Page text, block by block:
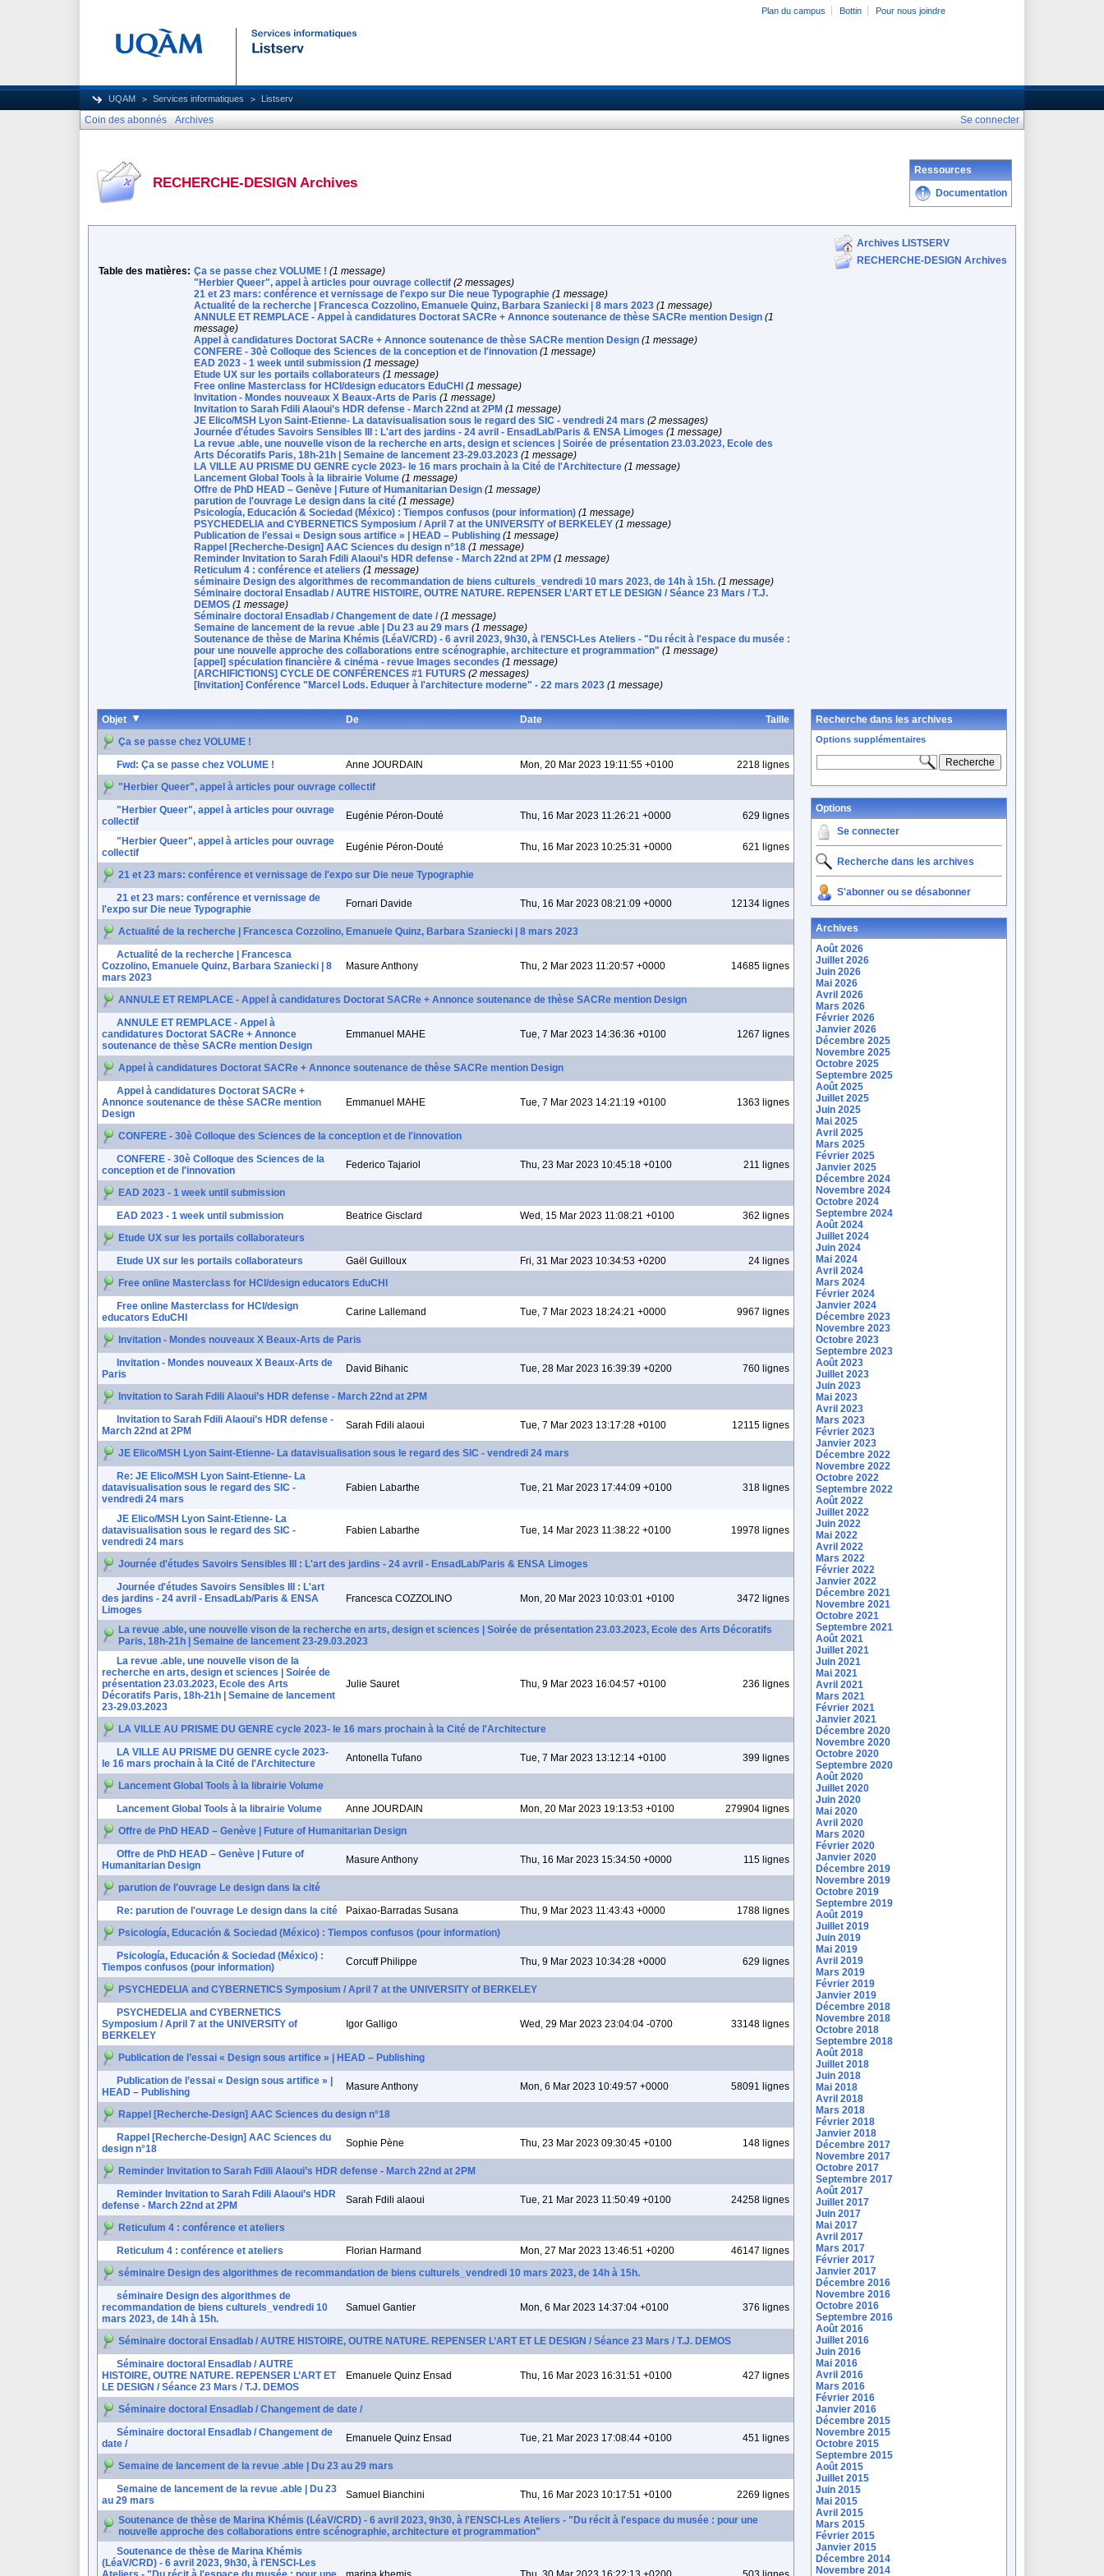
Plan du campus Bottin Pour nous joindre
UQAM Services informatiques Listserv
Coin des abonnés Archives Se connecter
RECHERCHE-DESIGN Archives
Ressources
Documentation
Table des matières: Ça se passe chez VOLUME ! (1 message)
"Herbier Queer", appel à articles pour ouvrage collectif (2 messages)
21 et 23 mars: conférence et vernissage de l'expo sur Die neue Typographie (1 message)
Actualité de la recherche | Francesca Cozzolino, Emanuele Quinz, Barbara Szaniecki | 8 mars 2023 (1 message)
ANNULE ET REMPLACE - Appel à candidatures Doctorat SACRe + Annonce soutenance de thèse SACRe mention Design (1
message)
Appel à candidatures Doctorat SACRe + Annonce soutenance de thèse SACRe mention Design (1 message)
CONFERE - 30è Colloque des Sciences de la conception et de l'innovation (1 message)
EAD 2023 - 1 week until submission (1 message)
Etude UX sur les portails collaborateurs (1 message)
Free online Masterclass for HCI/design educators EduCHI
(1 message)
Invitation - Mondes nouveaux X Beaux-Arts de Paris (1 message)
Invitation to Sarah Fdili Alaoui’s HDR defense - March 22nd at 2PM (1 message)
JE Elico/MSH Lyon Saint-Etienne- La datavisualisation sous le regard des SIC - vendredi 24 mars (2 messages)
Journée d'études Savoirs Sensibles III : L'art des jardins - 24 avril - EnsadLab/Paris & ENSA Limoges (1 message)
La revue .able, une nouvelle vison de la recherche en arts, design et sciences | Soirée de présentation 23.03.2023, Ecole des
Arts Décoratifs Paris, 18h-21h | Semaine de lancement 23-29.03.2023 (1 message)
LA VILLE AU PRISME DU GENRE cycle 2023- le 16 mars prochain à la Cité de l'Architecture (1 message)
Lancement Global Tools à la librairie Volume (1 message)
Offre de PhD HEAD – Genève | Future of Humanitarian Design (1 message)
parution de l'ouvrage Le design dans la cité (1 message)
Psicología, Educación & Sociedad (México) : Tiempos confusos (pour information) (1 message)
PSYCHEDELIA and CYBERNETICS Symposium / April 7 at the UNIVERSITY of BERKELEY (1 message)
Publication de l’essai « Design sous artifice » | HEAD – Publishing (1 message)
Rappel [Recherche-Design] AAC Sciences du design n°18 (1 message)
Reminder Invitation to Sarah Fdili Alaoui’s HDR defense - March 22nd at 2PM (1 message)
Reticulum 4 : conférence et ateliers (1 message)
séminaire Design des algorithmes de recommandation de biens culturels_vendredi 10 mars 2023, de 14h à 15h. (1 message)
Séminaire doctoral Ensadlab / AUTRE HISTOIRE, OUTRE NATURE. REPENSER L’ART ET LE DESIGN / Séance 23 Mars / T.J.
DEMOS (1 message)
Séminaire doctoral Ensadlab / Changement de date / (1 message)
Semaine de lancement de la revue .able | Du 23 au 29 mars (1 message)
Soutenance de thèse de Marina Khémis (LéaV/CRD) - 6 avril 2023, 9h30, à l'ENSCI-Les Ateliers - "Du récit à l'espace du musée :
pour une nouvelle approche des collaborations entre scénographie, architecture et programmation" (1 message)
[appel] spéculation financière & cinéma - revue Images secondes (1 message)
[ARCHIFICTIONS] CYCLE DE CONFÉRENCES #1 FUTURS (2 messages)
[Invitation] Conférence "Marcel Lods. Eduquer à l'architecture moderne" - 22 mars 2023 (1 message)
Archives LISTSERV
RECHERCHE-DESIGN Archives
Objet De Date
Taille
Ça se passe chez VOLUME !
Fwd: Ça se passe chez VOLUME !
Anne JOURDAIN Mon, 20 Mar 2023 19:11:55 +0100
2218 lignes
"Herbier Queer", appel à articles pour ouvrage collectif
"Herbier Queer", appel à articles pour ouvrage
collectif
Eugénie Péron-Douté Thu, 16 Mar 2023 11:26:21 +0000 629 lignes
"Herbier Queer", appel à articles pour ouvrage
collectif
Eugénie Péron-Douté Thu, 16 Mar 2023 10:25:31 +0000 621 lignes
21 et 23 mars: conférence et vernissage de l'expo sur Die neue Typographie
21 et 23 mars: conférence et vernissage de
l'expo sur Die neue Typographie
Fornari Davide Thu, 16 Mar 2023 08:21:09 +0000 12134 lignes
Actualité de la recherche | Francesca Cozzolino, Emanuele Quinz, Barbara Szaniecki | 8 mars 2023
Actualité de la recherche | Francesca
Cozzolino, Emanuele Quinz, Barbara Szaniecki | 8
mars 2023
Masure Anthony Thu, 2 Mar 2023 11:20:57 +0000 14685 lignes
ANNULE ET REMPLACE - Appel à candidatures Doctorat SACRe + Annonce soutenance de thèse SACRe mention Design
ANNULE ET REMPLACE - Appel à
candidatures Doctorat SACRe + Annonce
soutenance de thèse SACRe mention Design
Emmanuel MAHE Tue, 7 Mar 2023 14:36:36 +0100 1267 lignes
Appel à candidatures Doctorat SACRe + Annonce soutenance de thèse SACRe mention Design
Appel à candidatures Doctorat SACRe +
Annonce soutenance de thèse SACRe mention
Design
Emmanuel MAHE Tue, 7 Mar 2023 14:21:19 +0100 1363 lignes
CONFERE - 30è Colloque des Sciences de la conception et de l'innovation
CONFERE - 30è Colloque des Sciences de la
conception et de l'innovation
Federico Tajariol Thu, 23 Mar 2023 10:45:18 +0100 211 lignes
EAD 2023 - 1 week until submission
EAD 2023 - 1 week until submission
Beatrice Gisclard Wed, 15 Mar 2023 11:08:21 +0100
362 lignes
Etude UX sur les portails collaborateurs
Etude UX sur les portails collaborateurs
Gaël Guilloux Fri, 31 Mar 2023 10:34:53 +0200
24 lignes
Free online Masterclass for HCI/design educators EduCHI
Free online Masterclass for HCI/design
educators EduCHI
Carine Lallemand Tue, 7 Mar 2023 18:24:21 +0000 9967 lignes
Invitation - Mondes nouveaux X Beaux-Arts de Paris
Invitation - Mondes nouveaux X Beaux-Arts de
Paris
David Bihanic Tue, 28 Mar 2023 16:39:39 +0200 760 lignes
Invitation to Sarah Fdili Alaoui’s HDR defense - March 22nd at 2PM
Invitation to Sarah Fdili Alaoui’s HDR defense -
March 22nd at 2PM
Sarah Fdili alaoui Tue, 7 Mar 2023 13:17:28 +0100 12115 lignes
JE Elico/MSH Lyon Saint-Etienne- La datavisualisation sous le regard des SIC - vendredi 24 mars
Re: JE Elico/MSH Lyon Saint-Etienne- La
datavisualisation sous le regard des SIC -
vendredi 24 mars
Fabien Labarthe Tue, 21 Mar 2023 17:44:09 +0100 318 lignes
JE Elico/MSH Lyon Saint-Etienne- La
datavisualisation sous le regard des SIC -
vendredi 24 mars
Fabien Labarthe Tue, 14 Mar 2023 11:38:22 +0100 19978 lignes
Journée d'études Savoirs Sensibles III : L'art des jardins - 24 avril - EnsadLab/Paris & ENSA Limoges
Journée d'études Savoirs Sensibles III : L'art
des jardins - 24 avril - EnsadLab/Paris & ENSA
Limoges
Francesca COZZOLINO Mon, 20 Mar 2023 10:03:01 +0100 3472 lignes
La revue .able, une nouvelle vison de la recherche en arts, design et sciences | Soirée de présentation 23.03.2023, Ecole des Arts Décoratifs
Paris, 18h-21h | Semaine de lancement 23-29.03.2023
La revue .able, une nouvelle vison de la
recherche en arts, design et sciences | Soirée de
présentation 23.03.2023, Ecole des Arts
Décoratifs Paris, 18h-21h | Semaine de lancement
23-29.03.2023
Julie Sauret Thu, 9 Mar 2023 16:04:57 +0100 236 lignes
LA VILLE AU PRISME DU GENRE cycle 2023- le 16 mars prochain à la Cité de l'Architecture
LA VILLE AU PRISME DU GENRE cycle 2023-
le 16 mars prochain à la Cité de l'Architecture
Antonella Tufano Tue, 7 Mar 2023 13:12:14 +0100 399 lignes
Lancement Global Tools à la librairie Volume
Lancement Global Tools à la librairie Volume
Anne JOURDAIN Mon, 20 Mar 2023 19:13:53 +0100
279904 lignes
Offre de PhD HEAD – Genève | Future of Humanitarian Design
Offre de PhD HEAD – Genève | Future of
Humanitarian Design
Masure Anthony Thu, 16 Mar 2023 15:34:50 +0000 115 lignes
parution de l'ouvrage Le design dans la cité
Re: parution de l'ouvrage Le design dans la cité
Paixao-Barradas Susana Thu, 9 Mar 2023 11:43:43 +0000
1788 lignes
Psicología, Educación & Sociedad (México) : Tiempos confusos (pour information)
Psicología, Educación & Sociedad (México) :
Tiempos confusos (pour information)
Corcuff Philippe Thu, 9 Mar 2023 10:34:28 +0000 629 lignes
PSYCHEDELIA and CYBERNETICS Symposium / April 7 at the UNIVERSITY of BERKELEY
PSYCHEDELIA and CYBERNETICS
Symposium / April 7 at the UNIVERSITY of
BERKELEY
Igor Galligo Wed, 29 Mar 2023 23:04:04 -0700 33148 lignes
Publication de l’essai « Design sous artifice » | HEAD – Publishing
Publication de l’essai « Design sous artifice » |
HEAD – Publishing
Masure Anthony Mon, 6 Mar 2023 10:49:57 +0000 58091 lignes
Rappel [Recherche-Design] AAC Sciences du design n°18
Rappel [Recherche-Design] AAC Sciences du
design n°18
Sophie Pène Thu, 23 Mar 2023 09:30:45 +0100 148 lignes
Reminder Invitation to Sarah Fdili Alaoui’s HDR defense - March 22nd at 2PM
Reminder Invitation to Sarah Fdili Alaoui’s HDR
defense - March 22nd at 2PM
Sarah Fdili alaoui Tue, 21 Mar 2023 11:50:49 +0100 24258 lignes
Reticulum 4 : conférence et ateliers
Reticulum 4 : conférence et ateliers
Florian Harmand Mon, 27 Mar 2023 13:46:51 +0200
46147 lignes
séminaire Design des algorithmes de recommandation de biens culturels_vendredi 10 mars 2023, de 14h à 15h.
séminaire Design des algorithmes de
recommandation de biens culturels_vendredi 10
mars 2023, de 14h à 15h.
Samuel Gantier Mon, 6 Mar 2023 14:37:04 +0100 376 lignes
Séminaire doctoral Ensadlab / AUTRE HISTOIRE, OUTRE NATURE. REPENSER L’ART ET LE DESIGN / Séance 23 Mars / T.J. DEMOS
Séminaire doctoral Ensadlab / AUTRE
HISTOIRE, OUTRE NATURE. REPENSER L’ART ET
LE DESIGN / Séance 23 Mars / T.J. DEMOS
Emanuele Quinz Ensad Thu, 16 Mar 2023 16:31:51 +0100 427 lignes
Séminaire doctoral Ensadlab / Changement de date /
Séminaire doctoral Ensadlab / Changement de
date /
Emanuele Quinz Ensad Tue, 21 Mar 2023 17:08:44 +0100 451 lignes
Semaine de lancement de la revue .able | Du 23 au 29 mars
Semaine de lancement de la revue .able | Du 23
au 29 mars
Samuel Bianchini Thu, 16 Mar 2023 10:17:51 +0100 2269 lignes
Soutenance de thèse de Marina Khémis (LéaV/CRD) - 6 avril 2023, 9h30, à l'ENSCI-Les Ateliers - "Du récit à l'espace du musée : pour une
nouvelle approche des collaborations entre scénographie, architecture et programmation"
Soutenance de thèse de Marina Khémis
(LéaV/CRD) - 6 avril 2023, 9h30, à l'ENSCI-Les
Recherche dans les archives
Options supplémentaires
Options
Se connecter
Recherche dans les archives
S'abonner ou se désabonner
Archives
Août 2026
Juillet 2026
Juin 2026
Mai 2026
Avril 2026
Mars 2026
Février 2026
Janvier 2026
Décembre 2025
Novembre 2025
Octobre 2025
Septembre 2025
Août 2025
Juillet 2025
Juin 2025
Mai 2025
Avril 2025
Mars 2025
Février 2025
Janvier 2025
Décembre 2024
Novembre 2024
Octobre 2024
Septembre 2024
Août 2024
Juillet 2024
Juin 2024
Mai 2024
Avril 2024
Mars 2024
Février 2024
Janvier 2024
Décembre 2023
Novembre 2023
Octobre 2023
Septembre 2023
Août 2023
Juillet 2023
Juin 2023
Mai 2023
Avril 2023
Mars 2023
Février 2023
Janvier 2023
Décembre 2022
Novembre 2022
Octobre 2022
Septembre 2022
Août 2022
Juillet 2022
Juin 2022
Mai 2022
Avril 2022
Mars 2022
Février 2022
Janvier 2022
Décembre 2021
Novembre 2021
Octobre 2021
Septembre 2021
Août 2021
Juillet 2021
Juin 2021
Mai 2021
Avril 2021
Mars 2021
Février 2021
Janvier 2021
Décembre 2020
Novembre 2020
Octobre 2020
Septembre 2020
Août 2020
Juillet 2020
Juin 2020
Mai 2020
Avril 2020
Mars 2020
Février 2020
Janvier 2020
Décembre 2019
Novembre 2019
Octobre 2019
Septembre 2019
Août 2019
Juillet 2019
Juin 2019
Mai 2019
Avril 2019
Mars 2019
Février 2019
Janvier 2019
Décembre 2018
Novembre 2018
Octobre 2018
Septembre 2018
Août 2018
Juillet 2018
Juin 2018
Mai 2018
Avril 2018
Mars 2018
Février 2018
Janvier 2018
Décembre 2017
Novembre 2017
Octobre 2017
Septembre 2017
Août 2017
Juillet 2017
Juin 2017
Mai 2017
Avril 2017
Mars 2017
Février 2017
Janvier 2017
Décembre 2016
Novembre 2016
Octobre 2016
Septembre 2016
Août 2016
Juillet 2016
Juin 2016
Mai 2016
Avril 2016
Mars 2016
Février 2016
Janvier 2016
Décembre 2015
Novembre 2015
Octobre 2015
Septembre 2015
Août 2015
Juillet 2015
Juin 2015
Mai 2015
Avril 2015
Mars 2015
Février 2015
Janvier 2015
Décembre 2014
Novembre 2014